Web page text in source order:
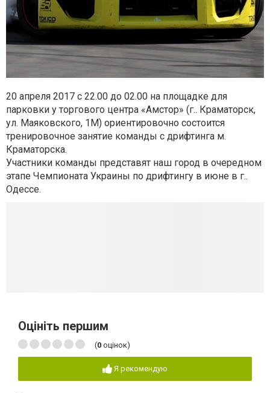
20 апреля 2017 с 22.00 до 02.00 на площадке для
парковки у торгового центра «Амстор» (г.. Краматорск,
ул. Маяковского, 1М) ориентировочно состоится
тренировочное занятие команды с дрифтинга м.
Краматорска.
Участники команды представят наш город в очередном
этапе Чемпионата Украины по дрифтингу в июне в г..
Одессе.
Оцініть першим
(0 оцінок)
Я рекомендую